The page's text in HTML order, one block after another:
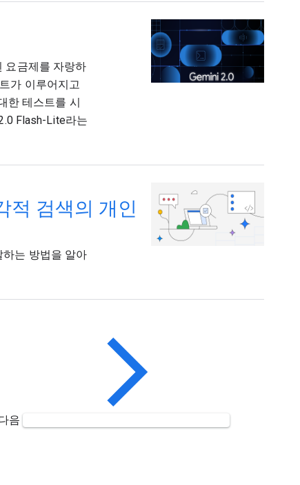
요금제를 자랑하
가 이루어지고
한 테스트를 시
Flash-Lite라는
적 검색의 개인
는 방법을 알아
음